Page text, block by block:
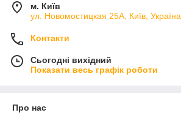
м. Київ
ул. Новомостицкая 25А, Київ, Україна
Контакти
Сьогодні вихідний
Показати весь графік роботи
Про нас